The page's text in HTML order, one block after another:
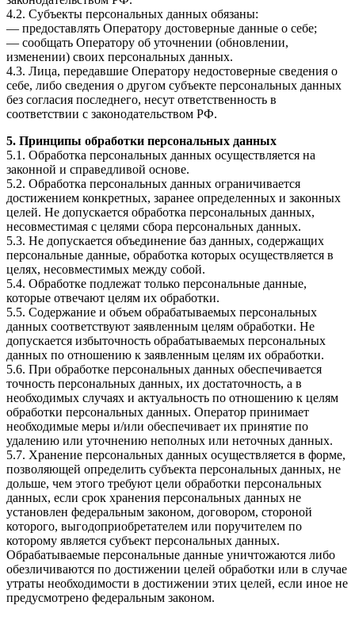
4.2. Субъекты персональных данных обязаны:
— предоставлять Оператору достоверные данные о себе;
— сообщать Оператору об уточнении (обновлении,
изменении) своих персональных данных.
4.3. Лица, передавшие Оператору недостоверные сведения о
себе, либо сведения о другом субъекте персональных данных
без согласия последнего, несут ответственность в
соответствии с законодательством РФ.
5. Принципы обработки персональных данных
5.1. Обработка персональных данных осуществляется на
законной и справедливой основе.
5.2. Обработка персональных данных ограничивается
достижением конкретных, заранее определенных и законных
целей. Не допускается обработка персональных данных,
несовместимая с целями сбора персональных данных.
5.3. Не допускается объединение баз данных, содержащих
персональные данные, обработка которых осуществляется в
целях, несовместимых между собой.
5.4. Обработке подлежат только персональные данные,
которые отвечают целям их обработки.
5.5. Содержание и объем обрабатываемых персональных
данных соответствуют заявленным целям обработки. Не
допускается избыточность обрабатываемых персональных
данных по отношению к заявленным целям их обработки.
5.6. При обработке персональных данных обеспечивается
точность персональных данных, их достаточность, а в
необходимых случаях и актуальность по отношению к целям
обработки персональных данных. Оператор принимает
необходимые меры и/или обеспечивает их принятие по
удалению или уточнению неполных или неточных данных.
5.7. Хранение персональных данных осуществляется в форме,
позволяющей определить субъекта персональных данных, не
дольше, чем этого требуют цели обработки персональных
данных, если срок хранения персональных данных не
установлен федеральным законом, договором, стороной
которого, выгодоприобретателем или поручителем по
которому является субъект персональных данных.
Обрабатываемые персональные данные уничтожаются либо
обезличиваются по достижении целей обработки или в случае
утраты необходимости в достижении этих целей, если иное не
предусмотрено федеральным законом.